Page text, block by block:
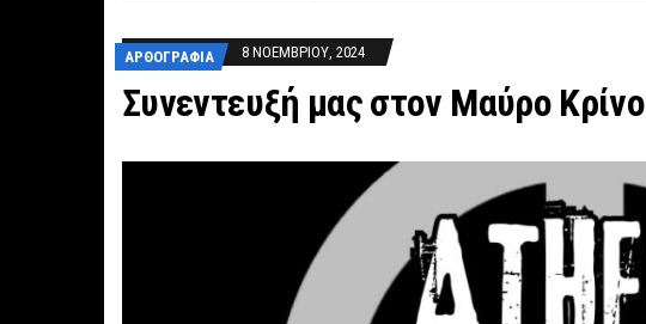
ΑΡΘΟΓΡΑΦΊΑ 8 ΝΟΕΜΒΡΊΟΥ, 2024
Συνεντευξή μας στον Μαύρο Κρίνο